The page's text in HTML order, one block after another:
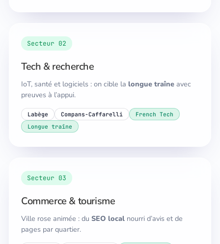
Secteur 02
Tech & recherche
IoT, santé et logiciels : on cible la longue traîne avec
preuves à l’appui.
Labège Compans-Caffarelli
French Tech
Longue traîne
Secteur 03
Commerce & tourisme
Ville rose animée : du SEO local nourri d’avis et de
pages par quartier.